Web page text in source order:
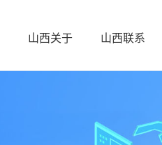
山西关于 山西联系